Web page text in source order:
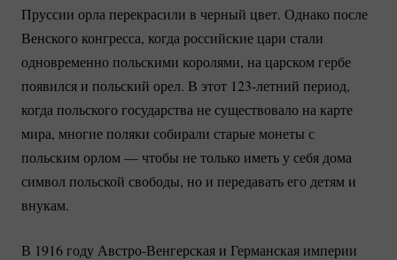
Пруссии орла перекрасили в черный цвет. Однако после
Венского конгресса, когда российские цари стали
одновременно польскими королями, на царском гербе
появился и польский орел. В этот 123-летний период,
когда польского государства не существовало на карте
мира, многие поляки собирали старые монеты с
польским орлом — чтобы не только иметь у себя дома
символ польской свободы, но и передавать его детям и
внукам.
В 1916 году Австро-Венгерскаяи Германская империи